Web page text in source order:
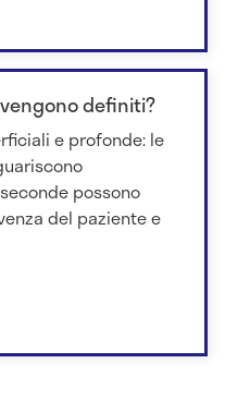
definiti?
e profonde: le
possono
del paziente e